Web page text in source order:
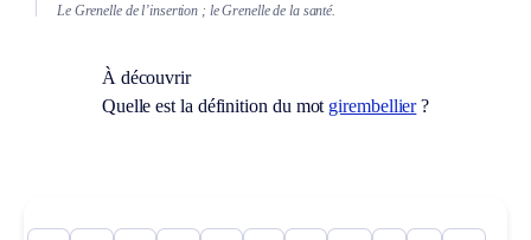
Le Grenelle de l’insertion ; le Grenelle de la santé.
À découvrir
Quelle est la définition du mot girembellier?